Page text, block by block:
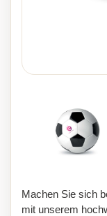
Machen Sie sich
mit unserem